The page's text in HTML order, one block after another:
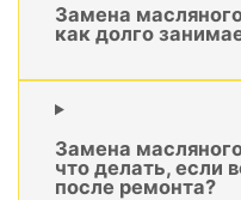
Замена
как долго
Замена
что делать, если
после ремонта?